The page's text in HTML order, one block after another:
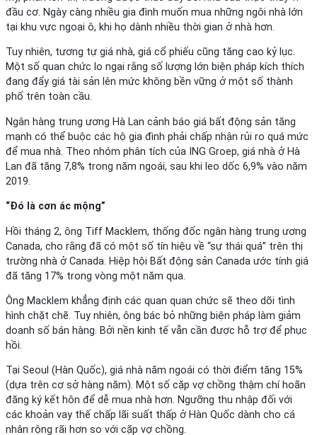
đầu cơ. Ngày càng nhiều gia đình muốn mua những ngôi nhà lớn
tại khu vực ngoại ô, khi họ dành nhiều thời gian ở nhà hơn.
Tuy nhiên, tương tự giá nhà, giá cổ phiếu cũng tăng cao kỷ lục.
Một số quan chức lo ngại rằng số lượng lớn biện pháp kích thích
đang đẩy giá tài sản lên mức không bền vững ở một số thành
phố trên toàn cầu.
Ngân hàng trung ương Hà Lan cảnh báo giá bất động sản tăng
mạnh có thể buộc các hộ gia đình phải chấp nhận rủi ro quá mức
để mua nhà. Theo nhóm phân tích của ING Groep, giá nhà ở Hà
Lan đã tăng 7,8% trong năm ngoái, sau khi leo dốc 6,9% vào năm
2019.
“Đó là cơn ác mộng”
Hồi tháng 2, ông Tiff Macklem, thống đốc ngân hàng trung ương
Canada, cho rằng đã có một số tín hiệu về “sự thái quá” trên thị
trường nhà ở Canada. Hiệp hội Bất động sản Canada ước tính giá
đã tăng 17% trong vòng một năm qua.
Ông Macklem khẳng định các quan quan chức sẽ theo dõi tình
hình chặt chẽ. Tuy nhiên, ông bác bỏ những biện pháp làm giảm
doanh số bán hàng. Bởi nền kinh tế vẫn cần được hỗ trợ để phục
hồi.
Tại Seoul (Hàn Quốc), giá nhà năm ngoái có thời điểm tăng 15%
(dựa trên cơ sở hàng năm). Một số cặp vợ chồng thậm chí hoãn
đăng ký kết hôn để dễ mua nhà hơn. Ngưỡng thu nhập đối với
các khoản vay thế chấp lãi suất thấp ở Hàn Quốc dành cho cá
nhân rộng rãi hơn so với cặp vợ chồng.